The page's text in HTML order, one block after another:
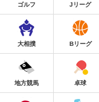
ゴルフ Jリーグ
大相撲 Bリーグ
地方競馬 卓球